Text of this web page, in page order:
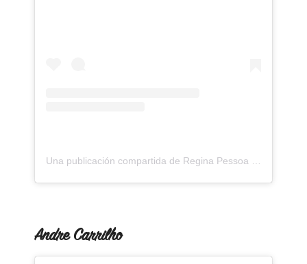
Andre Carrilho